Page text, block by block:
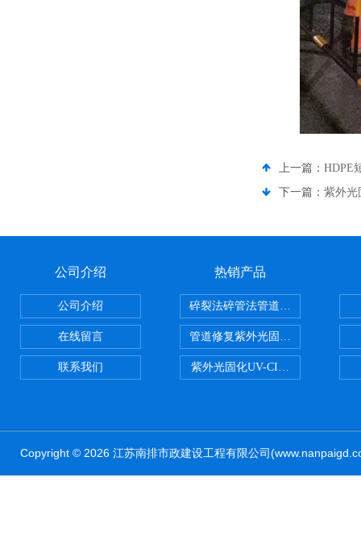
上一篇： HDPE
下一篇： 紫外光
公司介绍
公司介绍
在线留言
联系我们
热销产品
碎裂法碎管法管道修复技术
管道修复紫外光固化修复CIPP内
紫外光固化UV-CIPP修复管道非
Copyright © 2026 江苏南排市政建设工程有限公司